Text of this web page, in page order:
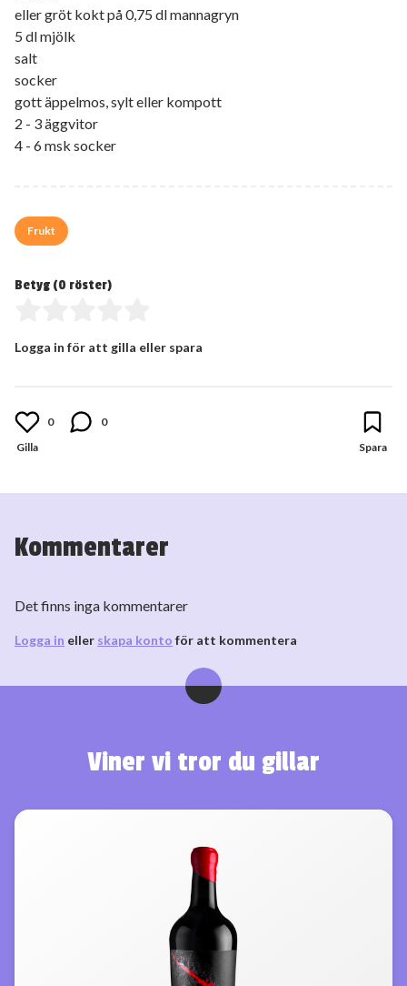
eller gröt kokt på 0,75 dl mannagryn
5 dl mjölk
salt
socker
gott äppelmos, sylt eller kompott
2 - 3 äggvitor
4 - 6 msk socker
Frukt
Betyg (0 röster)
Logga in för att gilla eller spara
0 0
Kommentarer
Det finns inga kommentarer
Logga in eller skapa konto för att kommentera
Viner vi tror du gillar